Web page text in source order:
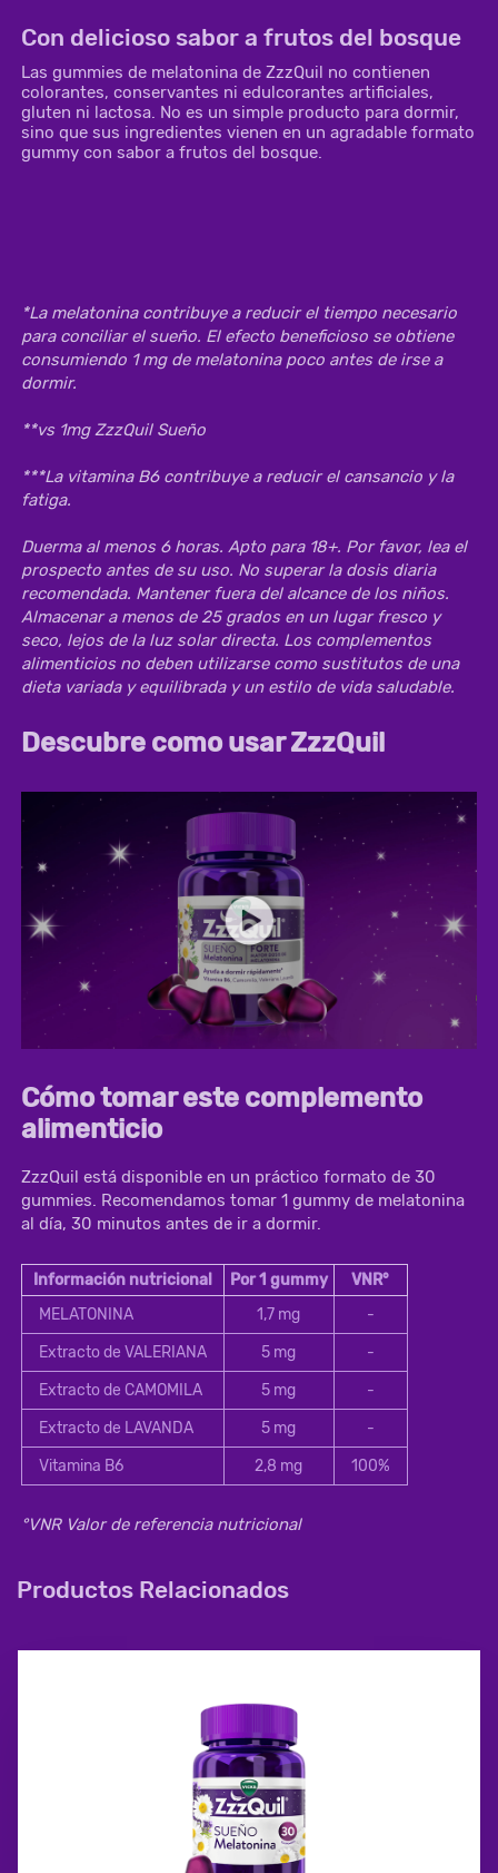
Con delicioso sabor a frutos del bosque
Las gummies de melatonina de ZzzQuil no contienen
colorantes, conservantes ni edulcorantes artificiales,
gluten ni lactosa. No es un simple producto para dormir,
sino que sus ingredientes vienen en un agradable formato
gummy con sabor a frutos del bosque.
*La melatonina contribuye a reducir el tiempo necesario
para conciliar el sueño. El efecto beneficioso se obtiene
consumiendo 1 mg de melatonina poco antes de irse a
dormir.
**vs 1mg ZzzQuil Sueño
***La vitamina B6 contribuye a reducir el cansancio y la
fatiga.
Duerma al menos 6 horas. Apto para 18+. Por favor, lea el
prospecto antes de su uso. No superar la dosis diaria
recomendada. Mantener fuera del alcance de los niños.
Almacenar a menos de 25 grados en un lugar fresco y
seco, lejos de la luz solar directa. Los complementos
alimenticios no deben utilizarse como sustitutos de una
dieta variada y equilibrada y un estilo de vida saludable.
Descubre como usar ZzzQuil
Cómo tomar este complemento
alimenticio
ZzzQuil está disponible en un práctico formato de 30
gummies. Recomendamos tomar 1 gummy de melatonina
al día, 30 minutos antes de ir a dormir.
Información nutricional Por 1 gummy
VNR°
MELATONINA
1,7 mg
-
Extracto de VALERIANA
5 mg
-
Extracto de CAMOMILA
5 mg
-
Extracto de LAVANDA
5 mg
-
Vitamina B6
2,8 mg 100%
°VNR Valor de referencia nutricional
Productos Relacionados